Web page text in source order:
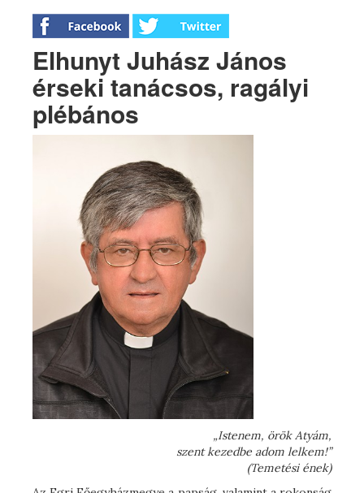
Elhunyt Juhász János
érseki tanácsos, ragályi
plébános
„Istenem, örök Atyám,
szent kezedbe adom lelkem!”
(Temetési ének)